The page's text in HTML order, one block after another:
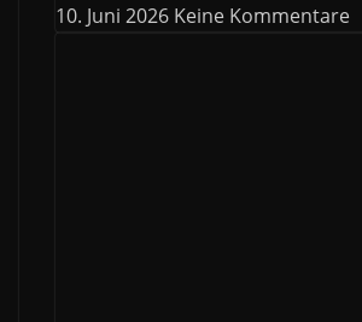
10. Juni 2026 Keine Kommentare